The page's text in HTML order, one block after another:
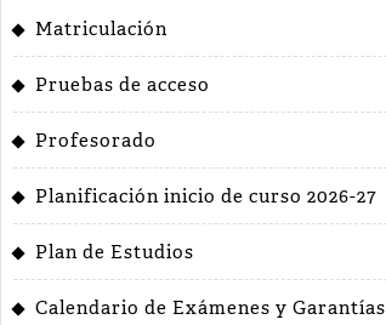
Matriculación
Pruebas de acceso
Profesorado
Planificación inicio de curso 2026-27
Plan de Estudios
Calendario de Exámenes y Garantías